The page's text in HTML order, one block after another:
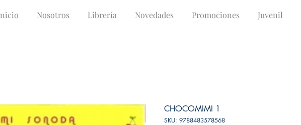
Nosotros Librería Novedades Promociones Juvenil
CHOCOMIMI 1
SKU: 9788483578568